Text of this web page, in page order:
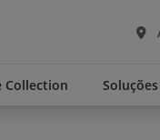
Collection